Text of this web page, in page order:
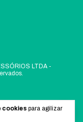
cookies para agilizar
LTDA -